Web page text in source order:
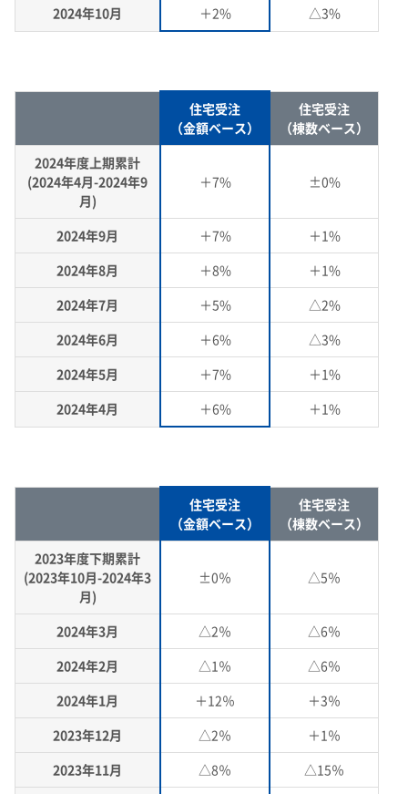
2024年10月 ＋2% △3%
住宅受注
（金額ベース）
住宅受注
（棟数ベース）
2024年度上期累計
(2024年4月-2024年9
月)
＋7% ±0%
2024年9月 ＋7%
＋1%
2024年8月
＋8%
＋1%
2024年7月
＋5%
△2%
2024年6月
＋6%
△3%
2024年5月
＋7%
＋1%
2024年4月
＋6% ＋1%
住宅受注
（金額ベース）
住宅受注
（棟数ベース）
2023年度下期累計
(2023年10月-2024年3
月)
±0％ △5％
2024年3月 △2％
△6％
2024年2月
△1％
△6％
2024年1月
＋12％
＋3％
2023年12月
△2％
＋1％
2023年11月
△8％
△15％